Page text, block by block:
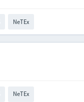
NeTEx
NeTEx